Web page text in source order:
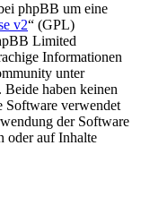
phpBB um eine
v2“ (GPL)
Limited
Informationen
unter
haben keinen
Software verwendet
der Software
oder auf Inhalte